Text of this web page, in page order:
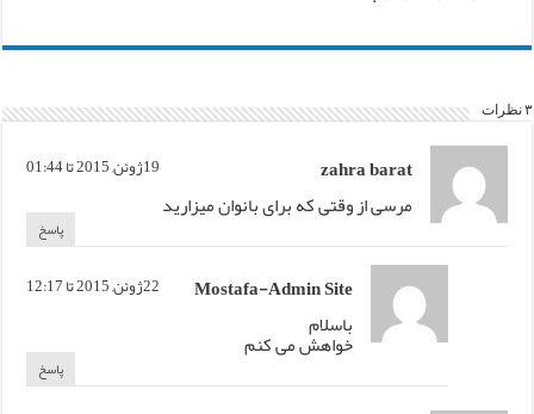
۳ نظرات
zahra barat 19ژوئن, 2015 تا 01:44
مرسی از وقتی که برای بانوان میزارید
پاسخ
Mostafa-Admin Site 22ژوئن, 2015 تا 12:17
باسلام
خواهش می کنم
پاسخ